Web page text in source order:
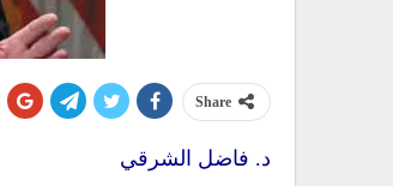
Share
د. فاضل الشرقي